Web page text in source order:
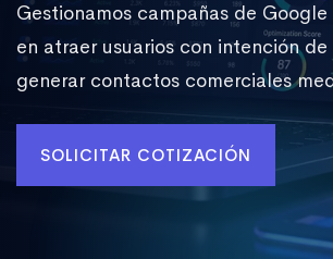
Gestionamos campañas de
en atraer usuarios con intención
generar contactos comerciales
SOLICITAR COTIZACIÓN